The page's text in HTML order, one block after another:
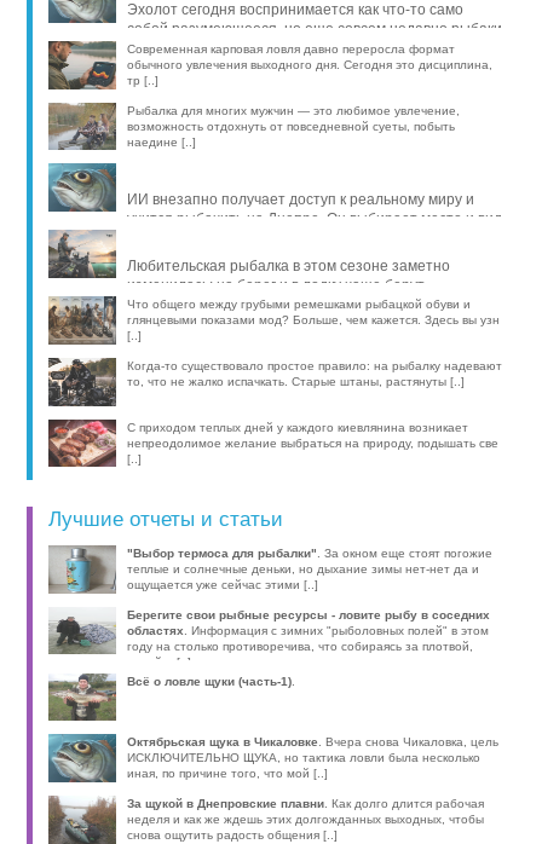
Эхолот сегодня воспринимается как что-то само
собой разумеющееся, но еще совсем недавно рыбаки
обходились б [..]
Современная карповая ловля давно переросла формат
обычного увлечения выходного дня. Сегодня это дисциплина,
тр [..]
Рыбалка для многих мужчин — это любимое увлечение,
возможность отдохнуть от повседневной суеты, побыть
наедине [..]
ИИ внезапно получает доступ к реальному миру и
учится рыбачить на Днепре. Он выбирает место и вид
Любительская рыбалка в этом сезоне заметно
изменилась: на берег и в лодку чаще берут
компактные эхолоты, об [..]
Что общего между грубыми ремешками рыбацкой обуви и
глянцевыми показами мод? Больше, чем кажется. Здесь вы узн
[..]
Когда-то существовало простое правило: на рыбалку надевают
то, что не жалко испачкать. Старые штаны, растянуты [..]
С приходом теплых дней у каждого киевлянина возникает
непреодолимое желание выбраться на природу, подышать све
[..]
Лучшие отчеты и статьи
"Выбор термоса для рыбалки". За окном еще стоят погожие
теплые и солнечные деньки, но дыхание зимы нет-нет да и
ощущается уже сейчас этими [..]
Берегите свои рыбные ресурсы - ловите рыбу в соседних
областях
. Информация с зимних "рыболовных полей" в этом
году на столько противоречива, что собираясь за плотвой,
волей-н [..]
Всё о ловле щуки (часть-1)
Октябрьская щука в Чикаловке. Вчера снова Чикаловка, цель
ИСКЛЮЧИТЕЛЬНО ЩУКА, но тактика ловли была несколько
иная, по причине того, что мой [..]
За щукой в Днепровские плавни . Как долго длится рабочая
неделя и как же ждешь этих долгожданных выходных, чтобы
снова ощутить радость общения [..]